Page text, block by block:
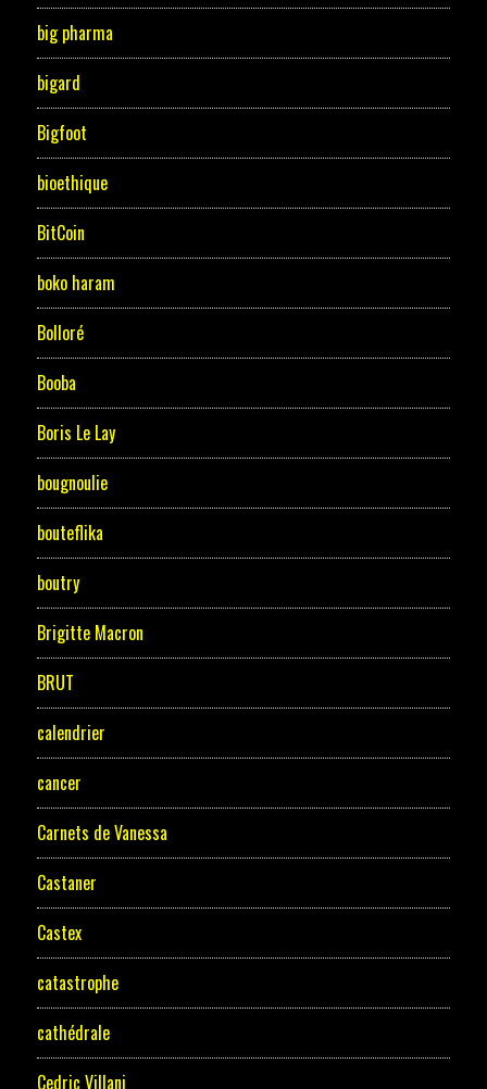
big pharma
bigard
Bigfoot
bioethique
BitCoin
boko haram
Bolloré
Booba
Boris Le Lay
bougnoulie
bouteflika
boutry
Brigitte Macron
BRUT
calendrier
cancer
Carnets de Vanessa
Castaner
Castex
catastrophe
cathédrale
Cedric Villani